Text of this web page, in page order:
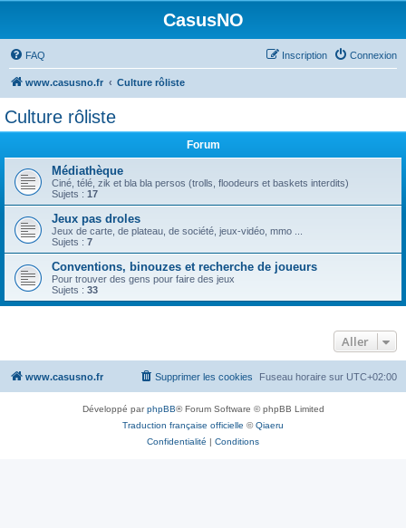
CasusNO
FAQ Connexion
Inscription
www.casusno.fr Culture rôliste
Culture rôliste
Forum
Médiathèque
Ciné, télé, zik et bla bla persos (trolls, floodeurs et baskets interdits)
Sujets : 17
Jeux pas droles
Jeux de carte, de plateau, de société, jeux-vidéo, mmo ...
Sujets : 7
Conventions, binouzes et recherche de joueurs
Pour trouver des gens pour faire des jeux
Sujets : 33
Aller
www.casusno.fr Fuseau horaire sur UTC+02:00
Supprimer les cookies
Développé parphpBB® Forum Software © phpBB Limited
Traduction française officielle ©Qiaeru
Confidentialité | Conditions